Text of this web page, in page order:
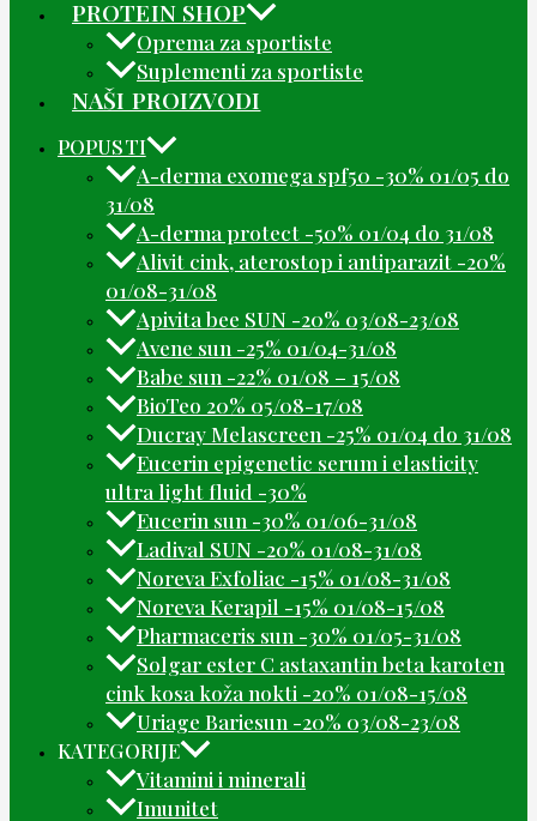
PROTEIN SHOP
Oprema za sportiste
Suplementi za sportiste
NAŠI PROIZVODI
POPUSTI
A-derma exomega spf50 -30% 01/05 do
31/08
A-derma protect -50% 01/04 do 31/08
Alivit cink, aterostop i antiparazit -20%
01/08-31/08
Apivita bee SUN -20% 03/08-23/08
Avene sun -25% 01/04-31/08
Babe sun -22% 01/08 – 15/08
BioTeo 20% 05/08-17/08
Ducray Melascreen -25% 01/04 do 31/08
Eucerin epigenetic serum i elasticity
ultra light fluid -30%
Eucerin sun -30% 01/06-31/08
Ladival SUN -20% 01/08-31/08
Noreva Exfoliac -15% 01/08-31/08
Noreva Kerapil -15% 01/08-15/08
Pharmaceris sun -30% 01/05-31/08
Solgar ester C astaxantin beta karoten
cink kosa koža nokti -20% 01/08-15/08
Uriage Bariesun -20% 03/08-23/08
KATEGORIJE
Vitamini i minerali
Imunitet